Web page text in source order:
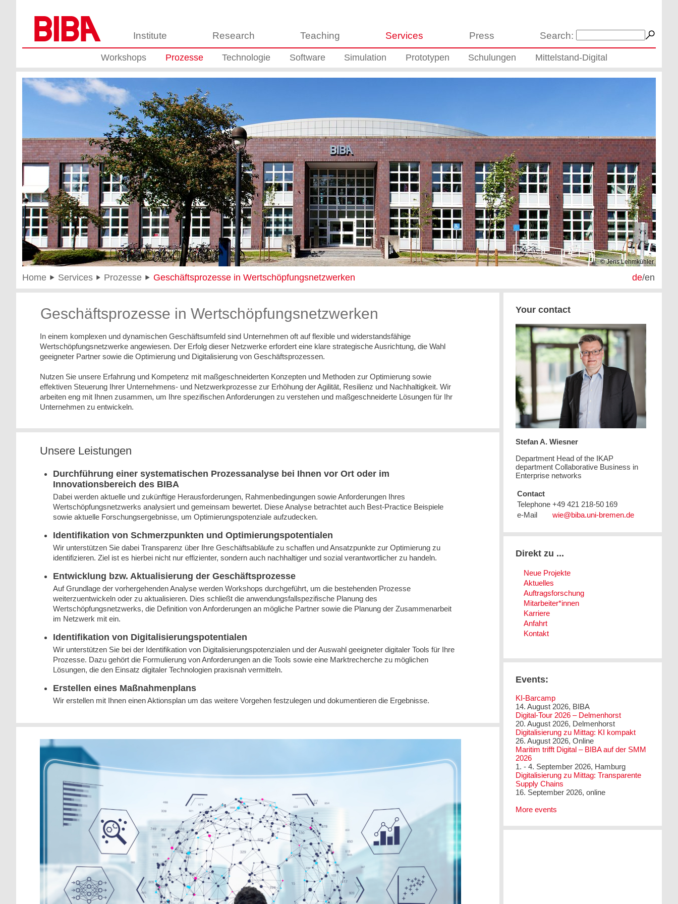
Institute Research Teaching Services Press Search:
Workshops Prozesse Technologie Software Simulation Prototypen Schulungen Mittelstand-Digital
© Jens Lehmkühler
Home Services Prozesse Geschäftsprozesse in Wertschöpfungsnetzwerken de/en
Geschäftsprozesse in Wertschöpfungsnetzwerken
In einem komplexen und dynamischen Geschäftsumfeld sind Unternehmen oft auf flexible und widerstandsfähige
Wertschöpfungsnetzwerke angewiesen. Der Erfolg dieser Netzwerke erfordert eine klare strategische Ausrichtung, die Wahl
geeigneter Partner sowie die Optimierung und Digitalisierung von Geschäftsprozessen.
Nutzen Sie unsere Erfahrung und Kompetenz mit maßgeschneiderten Konzepten und Methoden zur Optimierung sowie
effektiven Steuerung Ihrer Unternehmens- und Netzwerkprozesse zur Erhöhung der Agilität, Resilienz und Nachhaltigkeit. Wir
arbeiten eng mit Ihnen zusammen, um Ihre spezifischen Anforderungen zu verstehen und maßgeschneiderte Lösungen für Ihr
Unternehmen zu entwickeln.
Unsere Leistungen
Durchführung einer systematischen Prozessanalyse bei Ihnen vor Ort oder im
Innovationsbereich des BIBA
Dabei werden aktuelle und zukünftige Herausforderungen, Rahmenbedingungen sowie Anforderungen Ihres
Wertschöpfungsnetzwerks analysiert und gemeinsam bewertet. Diese Analyse betrachtet auch Best-Practice Beispiele
sowie aktuelle Forschungsergebnisse, um Optimierungspotenziale aufzudecken.
Identifikation von Schmerzpunkten und Optimierungspotentialen
Wir unterstützen Sie dabei Transparenz über Ihre Geschäftsabläufe zu schaffen und Ansatzpunkte zur Optimierung zu
identifizieren. Ziel ist es hierbei nicht nur effizienter, sondern auch nachhaltiger und sozial verantwortlicher zu handeln.
Entwicklung bzw. Aktualisierung der Geschäftsprozesse
Auf Grundlage der vorhergehenden Analyse werden Workshops durchgeführt, um die bestehenden Prozesse
weiterzuentwickeln oder zu aktualisieren. Dies schließt die anwendungsfallspezifische Planung des
Wertschöpfungsnetzwerks, die Definition von Anforderungen an mögliche Partner sowie die Planung der Zusammenarbeit
im Netzwerk mit ein.
Identifikation von Digitalisierungspotentialen
Wir unterstützen Sie bei der Identifikation von Digitalisierungspotenzialen und der Auswahl geeigneter digitaler Tools für Ihre
Prozesse. Dazu gehört die Formulierung von Anforderungen an die Tools sowie eine Marktrecherche zu möglichen
Lösungen, die den Einsatz digitaler Technologien praxisnah vermitteln.
Erstellen eines Maßnahmenplans
Wir erstellen mit Ihnen einen Aktionsplan um das weitere Vorgehen festzulegen und dokumentieren die Ergebnisse.
Your contact
Stefan A. Wiesner
Department Head of the IKAP
department Collaborative Business in
Enterprise networks
Contact
Telephone +49 421 218-50 169
e-Mail
Direkt zu ...
Neue Projekte
Aktuelles
Auftragsforschung
Mitarbeiter*innen
Karriere
Anfahrt
Kontakt
Events:
KI-Barcamp
14. August 2026, BIBA
Digital-Tour 2026 – Delmenhorst
20. August 2026, Delmenhorst
Digitalisierung zu Mittag: KI kompakt
26. August 2026, Online
Maritim trifft Digital – BIBA auf der SMM
2026
1. - 4. September 2026, Hamburg
Digitalisierung zu Mittag: Transparente
Supply Chains
16. September 2026, online
More events